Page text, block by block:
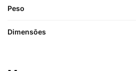
Peso
Dimensões